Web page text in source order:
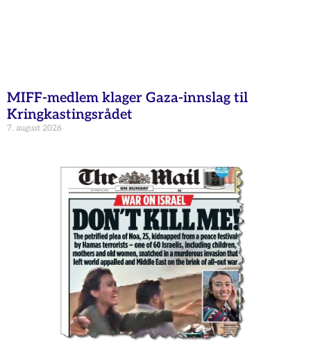
MIFF-medlem klager Gaza-innslag til
Kringkastingsrådet
7. august 2026